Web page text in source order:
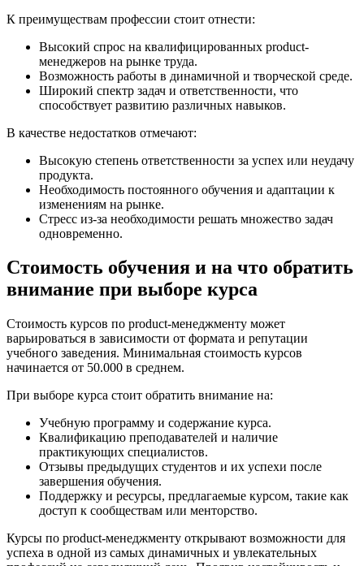
К преимуществам профессии стоит отнести:
Высокий спрос на квалифицированных product-
менеджеров на рынке труда.
Возможность работы в динамичной и творческой среде.
Широкий спектр задач и ответственности, что
способствует развитию различных навыков.
В качестве недостатков отмечают:
Высокую степень ответственности за успех или неудачу
продукта.
Необходимость постоянного обучения и адаптации к
изменениям на рынке.
Стресс из-за необходимости решать множество задач
одновременно.
Стоимость обучения и на что обратить
внимание при выборе курса
Стоимость курсов по product-менеджменту может
варьироваться в зависимости от формата и репутации
учебного заведения. Минимальная стоимость курсов
начинается от 50.000 в среднем.
При выборе курса стоит обратить внимание на:
Учебную программу и содержание курса.
Квалификацию преподавателей и наличие
практикующих специалистов.
Отзывы предыдущих студентов и их успехи после
завершения обучения.
Поддержку и ресурсы, предлагаемые курсом, такие как
доступ к сообществам или менторство.
Курсы по product-менеджменту открывают возможности для
успеха в одной из самых динамичных и увлекательных